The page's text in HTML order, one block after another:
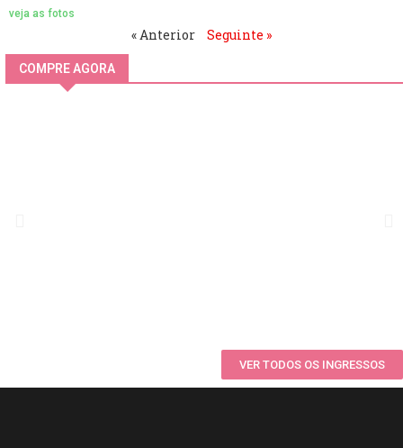
veja as fotos
« Anterior Seguinte »
COMPRE AGORA
VER TODOS OS INGRESSOS